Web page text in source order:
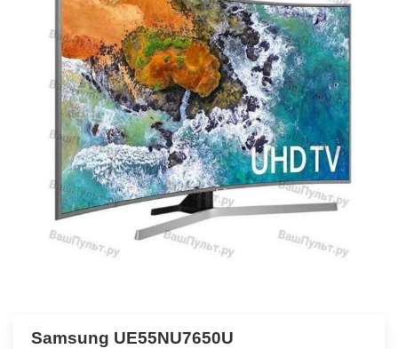
Samsung UE55NU7650U